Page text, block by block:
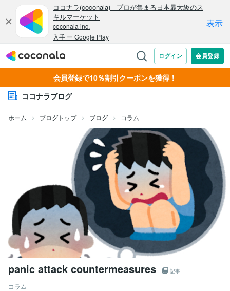
会員登録で10％割引クーポンを獲得！
ココナラブログ
ホーム ブログトップ ブログ コラム
panic attack countermeasures 記事
コラム